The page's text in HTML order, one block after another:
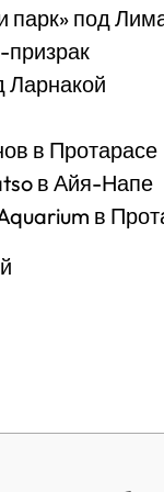
парк» под
Ларнакой
в Протарасе
в Айя-Напе
в